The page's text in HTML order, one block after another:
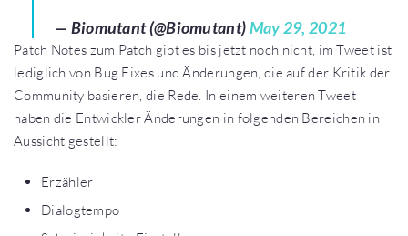
— Biomutant (@Biomutant)May 29, 2021
Patch Notes zum Patch gibt es bis jetzt noch nicht, im Tweet ist
lediglich von Bug Fixes und Änderungen, die auf der Kritik der
Community basieren, die Rede. In einem weiteren Tweet
haben die Entwickler Änderungen in folgenden Bereichen in
Aussicht gestellt:
Erzähler
Dialogtempo